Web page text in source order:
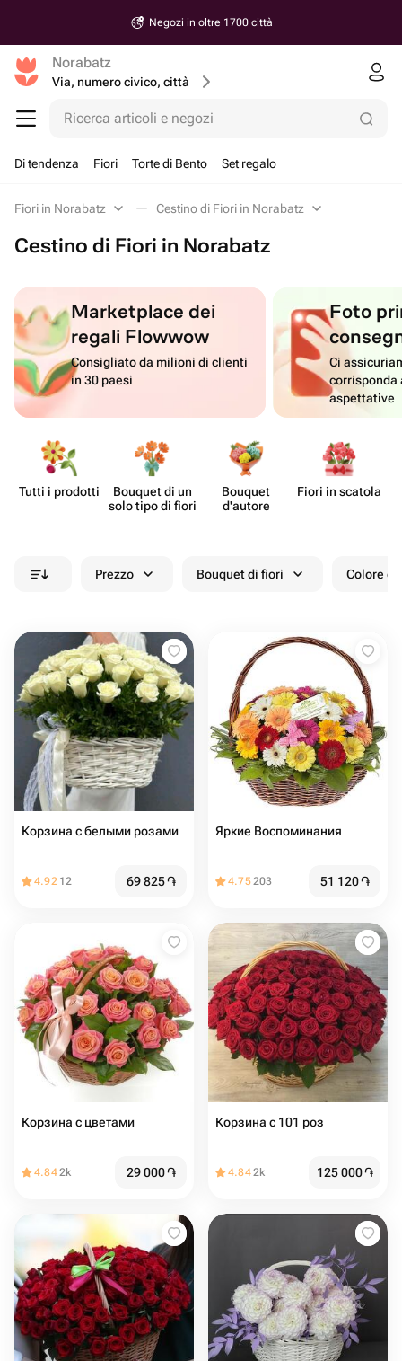
Negozi in oltre 1700 città
Norabatz
Via, numero civico, città
Ricerca articoli e negozi
Di tendenza Fiori Torte di Bento Set regalo
Fiori in Norabatz Cestino di Fiori in Norabatz
Cestino di Fiori in Norabatz
Marketplace dei
regali Flowwow
Consigliato da milioni di clienti
in 30 paesi
Foto
Ci
corrisponda
aspettative
Tutti i prodotti
Bouquet di un
solo tipo di fiori
Bouquet
d'autore
Fiori in scatola
Prezzo Bouquet di fiori Colore
Корзина с белыми розами
4.92 12 69 825֏
Яркие Воспоминания
4.75203 51 120֏
Корзина с цветами
4.842k 29 000֏
Корзина с 101 роз
4.842k 125 000֏